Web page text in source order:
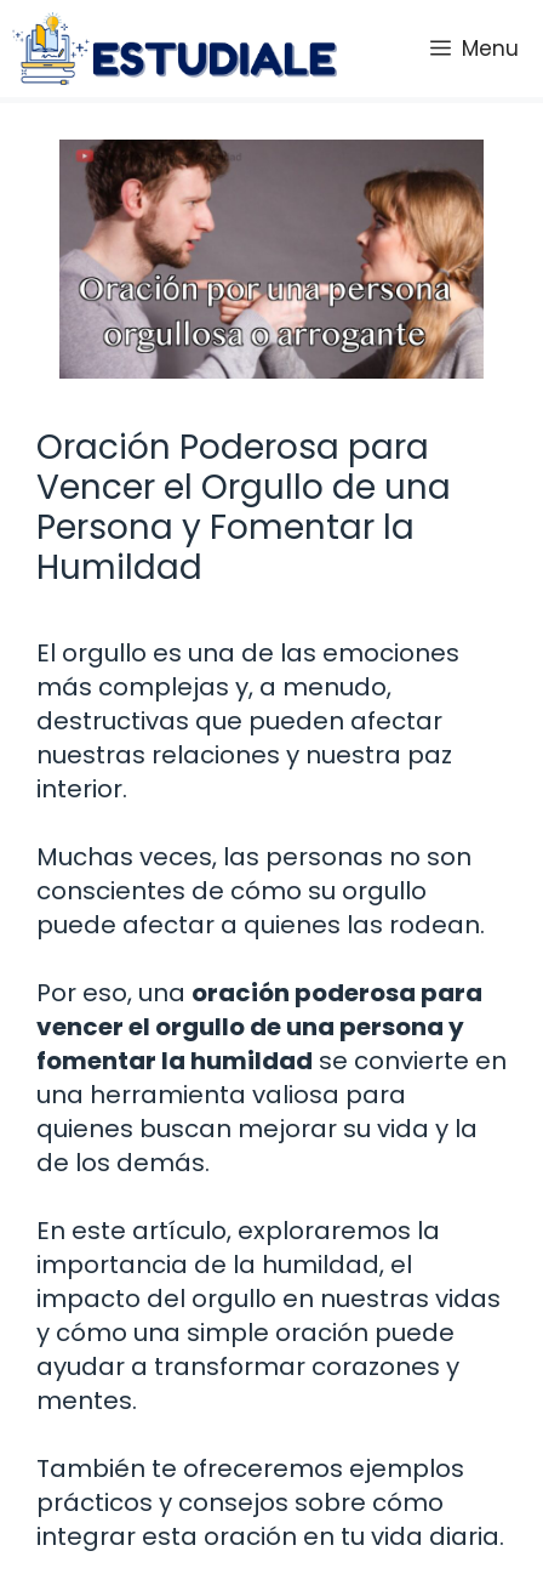
Saltar
al
contenido
Menu
Oración Poderosa para
Vencer el Orgullo de una
Persona y Fomentar la
Humildad
El orgullo es una de las emociones
más complejas y, a menudo,
destructivas que pueden afectar
nuestras relaciones y nuestra paz
interior.
Muchas veces, las personas no son
conscientes de cómo su orgullo
puede afectar a quienes las rodean.
Por eso, una oración poderosa para
vencer el orgullo de una persona y
fomentar la humildad se convierte en
una herramienta valiosa para
quienes buscan mejorar su vida y la
de los demás.
En este artículo, exploraremos la
importancia de la humildad, el
impacto del orgullo en nuestras vidas
y cómo una simple oración puede
ayudar a transformar corazones y
mentes.
También te ofreceremos ejemplos
prácticos y consejos sobre cómo
integrar esta oración en tu vida diaria.